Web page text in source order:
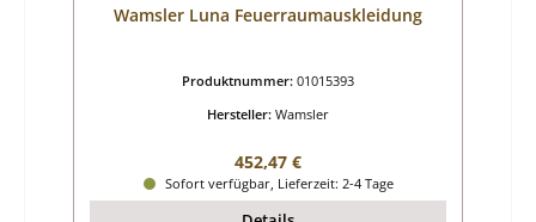
Wamsler Luna Feuerraumauskleidung
Produktnummer: 01015393
Hersteller: Wamsler
Regulärer Preis:
452,47 €
Sofort verfügbar, Lieferzeit: 2-4 Tage